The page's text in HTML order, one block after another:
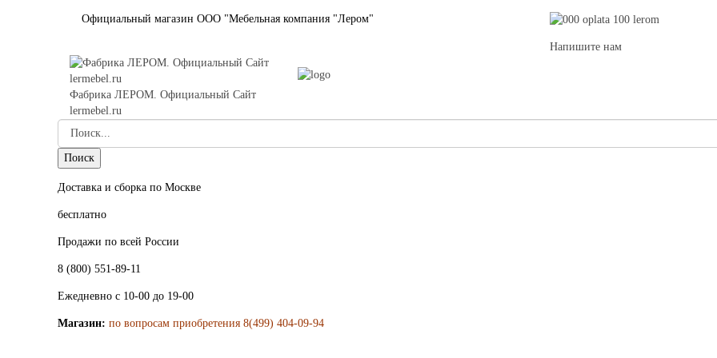
Официальный магазин ООО "Мебельная компания "Лером"
Напишите нам
Фабрика ЛЕРОМ. Официальный Сайт
lermebel.ru
Доставка и сборка по Москве
бесплатно
Продажи по всей России
8 (800) 551-89-11
Ежедневно с 10-00 до 19-00
Магазин: по вопросам приобретения 8(499) 404-09-94